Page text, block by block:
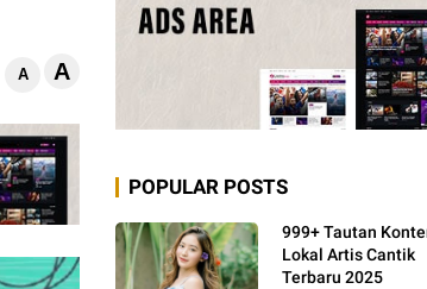
A A
POPULAR POSTS
999+ Tautan
Lokal Artis Cantik
Terbaru 2025